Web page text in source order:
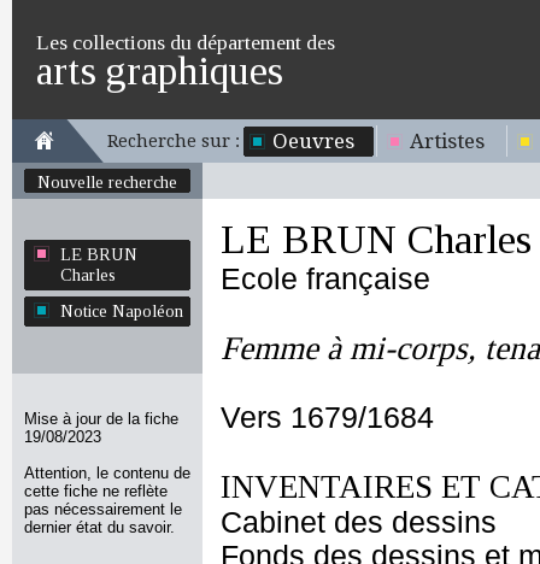
Les collections du département des
arts graphiques
Recherche sur : Oeuvres Artistes
Nouvelle recherche
LE BRUN
Charles
Notice Napoléon
Mise à jour de la fiche
19/08/2023
Attention, le contenu de
cette fiche ne reflète
pas nécessairement le
dernier état du savoir.
LE BRUN Charles
Ecole française
Femme à mi-corps,
Vers 1679/1684
INVENTAIRES ET
Cabinet des dessins
Fonds des dessins et